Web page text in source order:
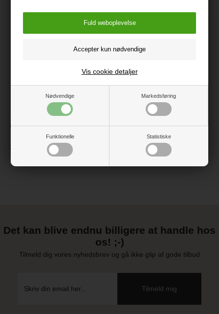
Nødvendige Markedsføring
Funktionelle Statistiske
Vis cookie detaljer
Bamse Orangutan, 25 cm
218,75
Bamse Papegøje, 20 cm
Det kan blive endnu billigere at handle hos
os! ;-)
Tilmeld dig vores nyhedsbrev og gå ikke glip af gode tilbud